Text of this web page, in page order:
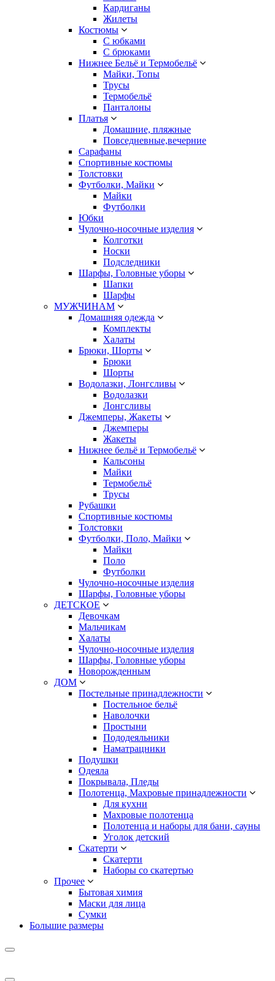
Кардиганы
Жилеты
Костюмы
С юбками
С брюками
Нижнее Бельё и Термобельё
Майки, Топы
Трусы
Термобельё
Панталоны
Платья
Домашние, пляжные
Повседневные,вечерние
Сарафаны
Спортивные костюмы
Толстовки
Футболки, Майки
Майки
Футболки
Юбки
Чулочно-носочные изделия
Колготки
Носки
Подследники
Шарфы, Головные уборы
Шапки
Шарфы
МУЖЧИНАМ
Домашняя одежда
Комплекты
Халаты
Брюки, Шорты
Брюки
Шорты
Водолазки, Лонгсливы
Водолазки
Лонгсливы
Джемперы, Жакеты
Джемперы
Жакеты
Нижнее бельё и Термобельё
Кальсоны
Майки
Термобельё
Трусы
Рубашки
Спортивные костюмы
Толстовки
Футболки, Поло, Майки
Майки
Поло
Футболки
Чулочно-носочные изделия
Шарфы, Головные уборы
ДЕТСКОЕ
Девочкам
Мальчикам
Халаты
Чулочно-носочные изделия
Шарфы, Головные уборы
Новорожденным
ДОМ
Постельные принадлежности
Постельное бельё
Наволочки
Простыни
Пододеяльники
Наматрацники
Подушки
Одеяла
Покрывала, Пледы
Полотенца, Махровые принадлежности
Для кухни
Махровые полотенца
Полотенца и наборы для бани, сауны
Уголок детский
Скатерти
Скатерти
Наборы со скатертью
Прочее
Бытовая химия
Маски для лица
Сумки
Большие размеры